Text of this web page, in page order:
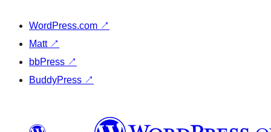
WordPress.com ↗
Matt ↗
bbPress ↗
BuddyPress ↗